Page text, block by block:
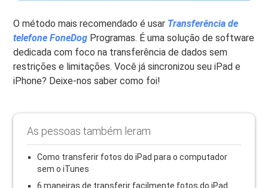
O método mais recomendado é usar Transferência de
telefone FoneDog Programas. É uma solução de software
dedicada com foco na transferência de dados sem
restrições e limitações. Você já sincronizou seu iPad e
iPhone? Deixe-nos saber como foi!
As pessoas também leram
Como transferir fotos do iPad para o computador
sem o iTunes
6 maneiras de transferir facilmente fotos do iPad